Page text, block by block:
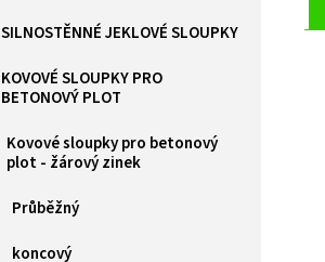
SILNOSTĚNNÉ JEKLOVÉ SLOUPKY
KOVOVÉ SLOUPKY PRO
BETONOVÝ PLOT
Kovové sloupky pro betonový
plot - žárový zinek
Průběžný
koncový